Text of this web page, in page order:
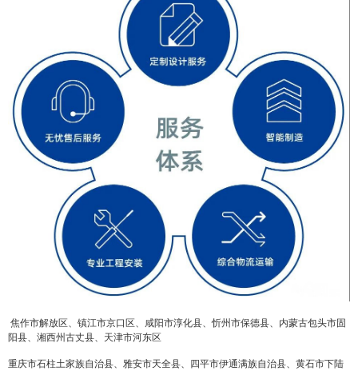
焦作市解放区、镇江市京口区、咸阳市淳化县、忻州市保德县、内蒙古包头市固
阳县、湘西州古丈县、天津市河东区
重庆市石柱土家族自治县、雅安市天全县、四平市伊通满族自治县、黄石市下陆